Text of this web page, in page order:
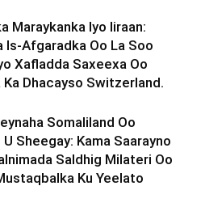
Maraykanka Iyo Iiraan:
Is-Afgaradka Oo La Soo
Xafladda Saxeexa Oo
Dhacayso Switzerland.
Somaliland Oo
Sheegay: Kama Saarayno
Saldhig Milateri Oo
Ku Yeelato